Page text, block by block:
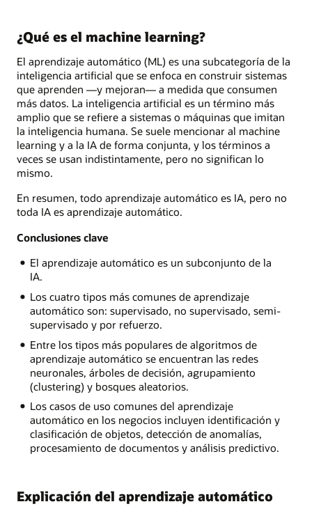
¿Qué es el machine learning?
El aprendizaje automático (ML) es una subcategoría de la
inteligencia artificial que se enfoca en construir sistemas
que aprenden —y mejoran— a medida que consumen
más datos. La inteligencia artificial es un término más
amplio que se refiere a sistemas o máquinas que imitan
la inteligencia humana. Se suele mencionar al machine
learning y a la IA de forma conjunta, y los términos a
veces se usan indistintamente, pero no significan lo
mismo.
En resumen, todo aprendizaje automático es IA, pero no
toda IA es aprendizaje automático.
Conclusiones clave
El aprendizaje automático es un subconjunto de la
IA.
Los cuatro tipos más comunes de aprendizaje
automático son: supervisado, no supervisado, semi-
supervisado y por refuerzo.
Entre los tipos más populares de algoritmos de
aprendizaje automático se encuentran las redes
neuronales, árboles de decisión, agrupamiento
(clustering) y bosques aleatorios.
Los casos de uso comunes del aprendizaje
automático en los negocios incluyen identificación y
clasificación de objetos, detección de anomalías,
procesamiento de documentos y análisis predictivo.
Explicación del aprendizaje automático